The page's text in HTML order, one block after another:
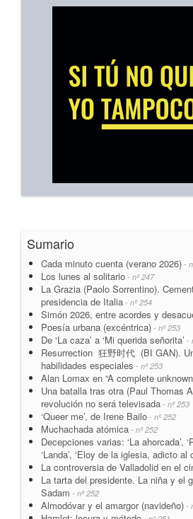
Sumario
Cada minuto cuenta (verano 2026) -
Los lunes al solitario - nº 247
La Grazia (Paolo Sorrentino).
presidencia de Italia - nº 254
Simón 2026, entre acordes y
Poesía urbana (excéntrica) - nº 253
De ‘La caza’ a ‘Mi querida señorita’ -
Resurrection 狂野时代 (BI GAN).
habilidades especiales - nº 253
Alan Lomax en “A complete
Una batalla tras otra (Paul Thomas
revolución no será televisada - nº 253
‘Queer me’, de Irene Bailo - nº 252
Muchachada atómica - nº 252
Decepciones varias: ‘La ahorcada’,
‘Landa’, ‘Eloy de la iglesia, adicto al
La controversia de Valladolid en el
La tarta del presidente. La niña y el
Sadam - nº 252
Almodóvar y el amargor (navideño) -